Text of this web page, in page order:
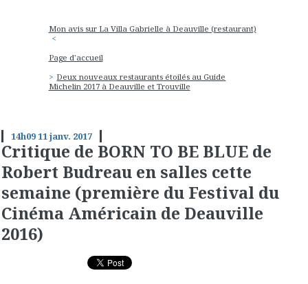
Mon avis sur La Villa Gabrielle à Deauville (restaurant)
Page d'accueil
Deux nouveaux restaurants étoilés au Guide
Michelin 2017 à Deauville et Trouville
14h0911janv. 2017
Critique de BORN TO BE BLUE de
Robert Budreau en salles cette
semaine (première du Festival du
Cinéma Américain de Deauville
2016)